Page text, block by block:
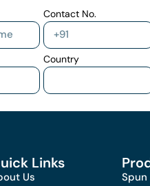
Contact No.
Country
Links
Us